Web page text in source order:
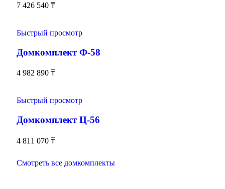
7 426 540 ₸
Быстрый просмотр
Домкомплект Ф-58
4 982 890 ₸
Быстрый просмотр
Домкомплект Ц-56
4 811 070 ₸
Смотреть все домкомплекты